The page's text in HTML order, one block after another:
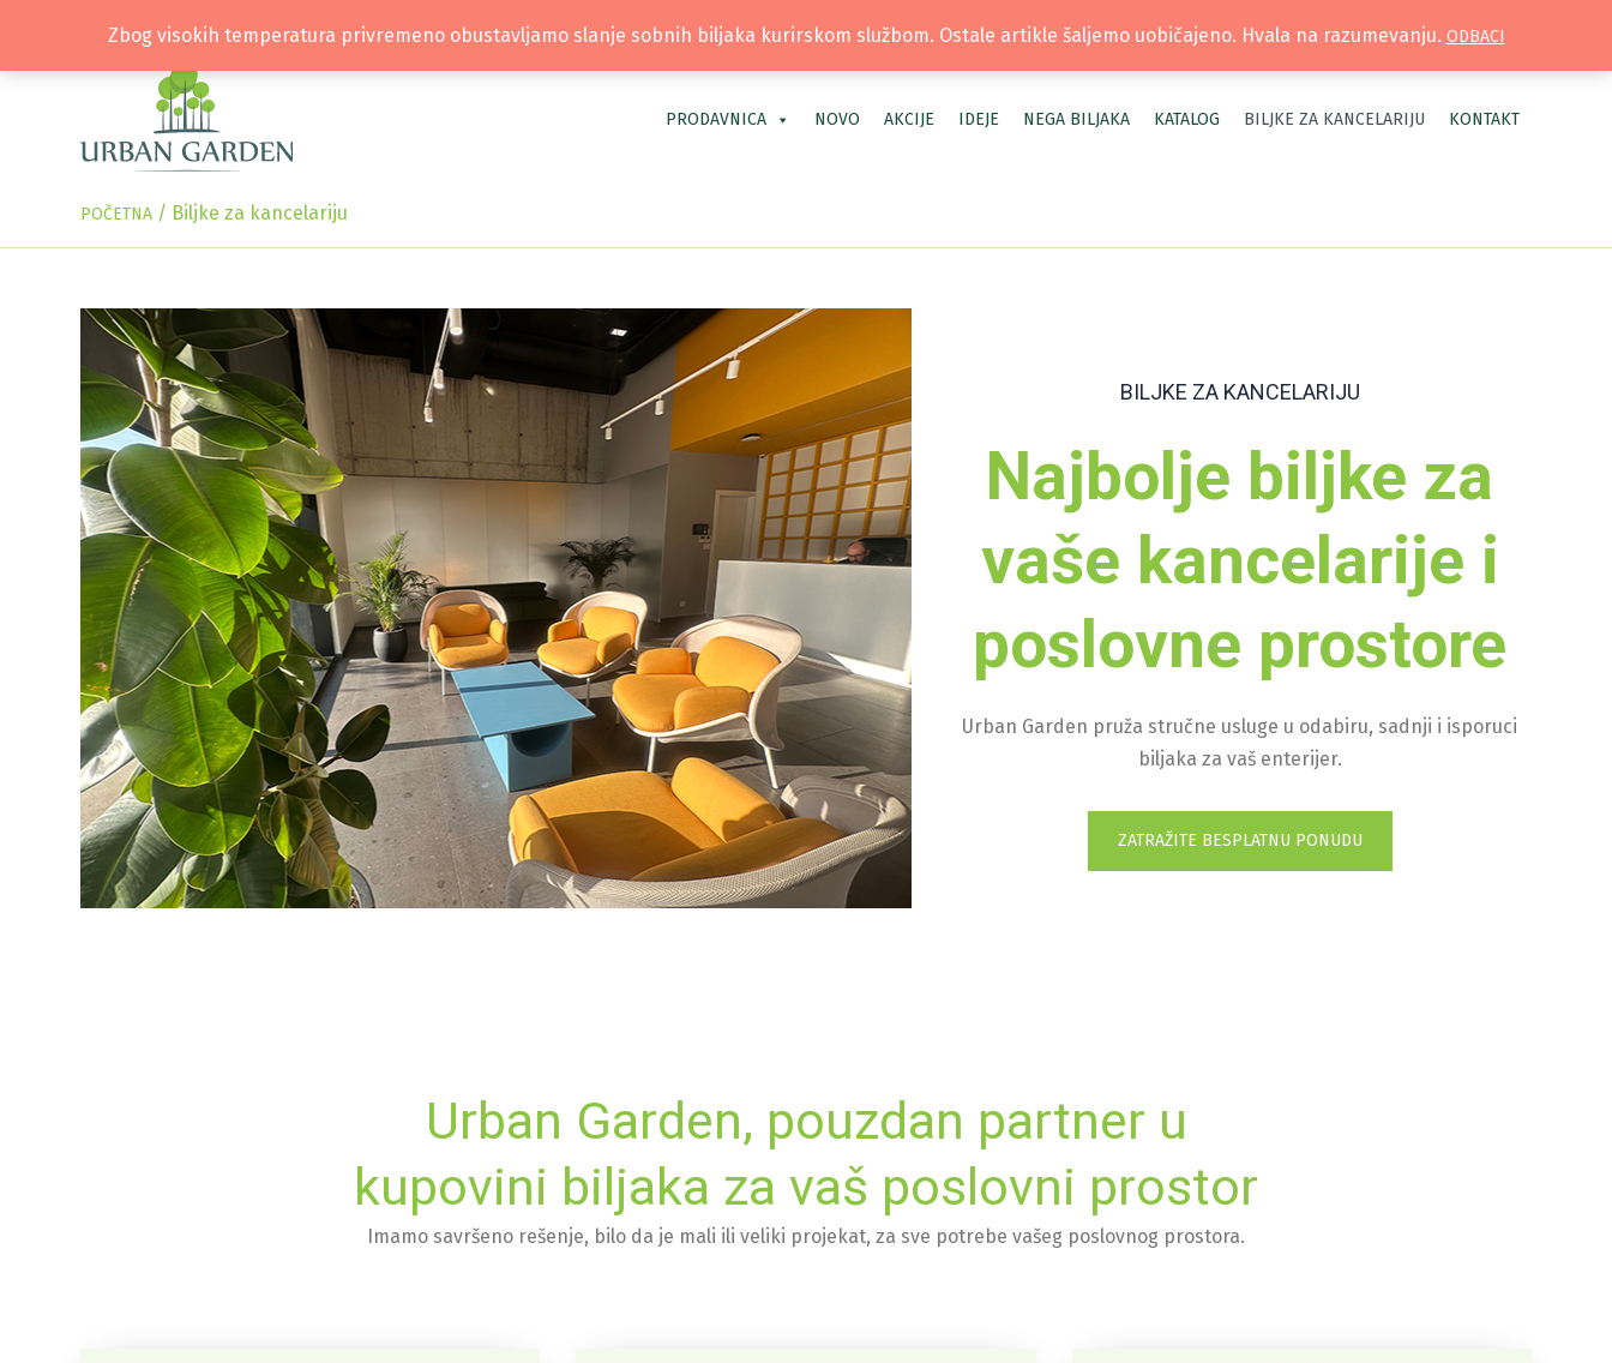
TEL: +381 66 40 40 30 | LOKACIJA: OSTRUŽNICA | MOJ NALOG
PRODAVNICA NOVO AKCIJE IDEJE NEGA BILJAKA KATALOG BILJKE ZA KANCELARIJU KONTAKT
POČETNA / Biljke za kancelariju
BILJKE ZA KANCELARIJU
Najbolje biljke za
vaše kancelarije i
poslovne prostore
Urban Garden pruža stručne usluge u odabiru, sadnji i isporuci
biljaka za vaš enterijer.
ZATRAŽITE BESPLATNU PONUDU
Urban Garden, pouzdan partner u
kupovini biljaka za vaš poslovni prostor
Imamo savršeno rešenje, bilo da je mali ili veliki projekat, za sve potrebe vašeg poslovnog prostora.
Zbog visokih temperatura privremeno obustavljamo slanje sobnih biljaka kurirskom službom. Ostale artikle šaljemo uobičajeno. Hvala na razumevanju. ODBACI